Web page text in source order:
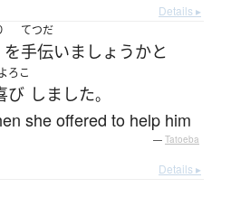
Details ▸
を
てつだ
手伝いましょうかと
ろこ
び しました。
she offered to help him
— Tatoeba
Details ▸